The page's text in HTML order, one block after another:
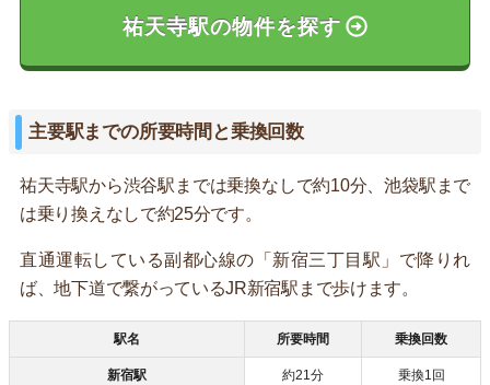
祐天寺駅の物件を探す
主要駅までの所要時間と乗換回数
祐天寺駅から渋谷駅までは乗換なしで約10分、池袋駅まで
は乗り換えなしで約25分です。
直通運転している副都心線の「新宿三丁目駅」で降りれ
ば、地下道で繋がっているJR新宿駅まで歩けます。
駅名 所要時間 乗換回数
新宿駅 約21分 乗換1回